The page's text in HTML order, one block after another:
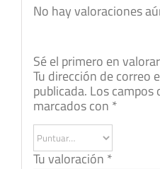
No hay valoraciones
Sé el primero en
Tu dirección de correo
publicada. Los campos
marcados con *
Tu valoración *